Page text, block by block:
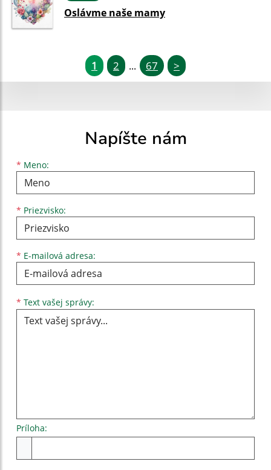
Oslávme naše mamy
1 2 ... 67 >
Napíšte nám
* Meno:
Meno
* Priezvisko:
Priezvisko
* E-mailová adresa:
E-mailová adresa
* Text vašej správy:
Príloha: